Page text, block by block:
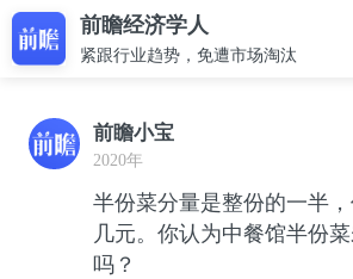
前瞻经济学人
紧跟行业趋势，免遭市场淘汰
前瞻小宝
2020年
半份菜分量是整份的一半
几元。你认为中餐馆半份
吗？